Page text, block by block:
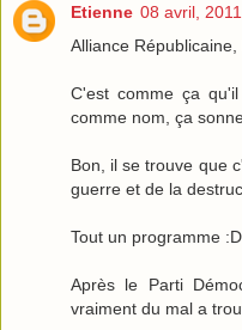
Etienne 08 avril,
Alliance
C'est comme ça
comme nom, ça
Bon, il se trouve que
guerre et de la
Tout un programme :D
Après le Parti
vraiment du mal a